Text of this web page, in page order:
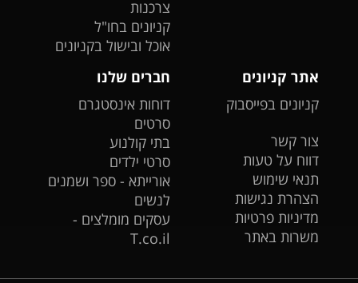
צרכנות
קניונים בחו"ל
אוכל ובישול בקניונים
אתר קניונים
קניונים בפייסבוק
צור קשר
דווח על טעות
תנאי שימוש
הצהרת נגישות
מדיניות פרטיות
משרות באתר
חברים שלנו
דוחות אינסטגרם
סרטים
בתי קולנוע
סרטי ילדים
אורייתא - ספר ושמנים
לנשים
עסקים מומלצים -
T.co.il